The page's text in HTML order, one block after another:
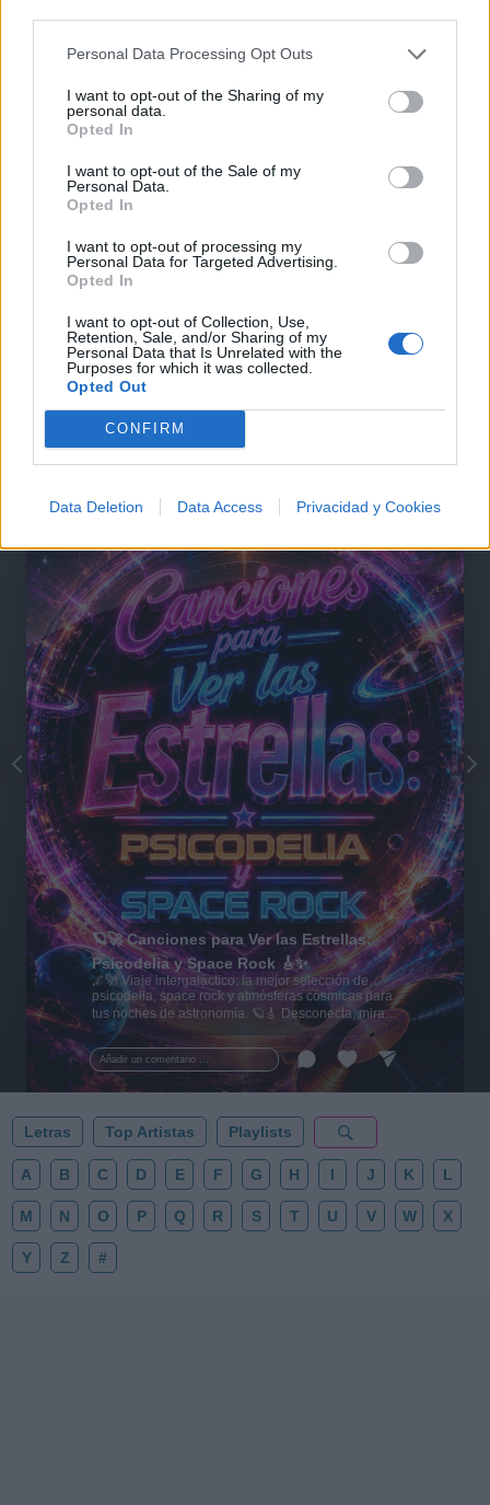
Personal Data Processing Opt Outs
I want to opt-out of the Sharing of my
personal data.
Opted In
I want to opt-out of the Sale of my
Personal Data.
Opted In
I want to opt-out of processing my
Personal Data for Targeted Advertising.
Opted In
I want to opt-out of Collection, Use,
Retention, Sale, and/or Sharing of my
Personal Data that Is Unrelated with the
Purposes for which it was collected.
Opted Out
CONFIRM
Data Deletion Data Access Privacidad y Cookies
+ Letras de Heavy
Lo Mejor del Heavy Novedades Heavy
Comentar Letra
Comenta o pregunta lo que desees sobre Impacto o
'Golosa'
Comentarios (1)
Añadir un comentario ...
🪐🚀 Canciones para Ver las Estrellas:
Psicodelia y Space Rock 🎸✨
🌌🚀 Viaje intergaláctico: la mejor selección de
psicodelia, space rock y atmósferas cósmicas para
tus noches de astronomía. 🪐🎸 Desconecta, mira
al firmamento y siente la gravedad cero. 💾 ¡Guarda
esta colección para tu próxima noche estrellada!
✨⭐
Letras Top Artistas Playlists
A B C D E F G H I J K L
M N O P Q R S T U V W X
Y Z #